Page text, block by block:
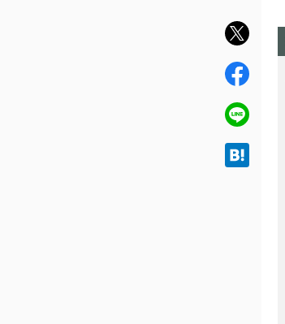
twit
ter
fac
ebo
ok
line
hat
ena